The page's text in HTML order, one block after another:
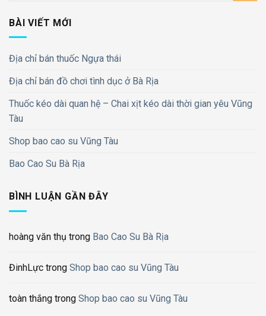
BÀI VIẾT MỚI
Địa chỉ bán thuốc Ngựa thái
Địa chỉ bán đồ chơi tình dục ở Bà Rịa
Thuốc kéo dài quan hệ – Chai xịt kéo dài thời gian yêu Vũng
Tàu
Shop bao cao su Vũng Tàu
Bao Cao Su Bà Rịa
BÌNH LUẬN GẦN ĐÂY
hoàng văn thụ trong Bao Cao Su Bà Rịa
ĐinhLực trong Shop bao cao su Vũng Tàu
toàn thắng trong Shop bao cao su Vũng Tàu